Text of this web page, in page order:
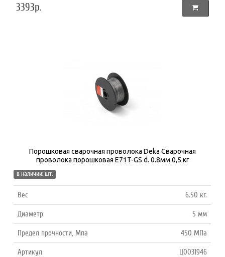
3393р.
Порошковая сварочная проволока Deka Сварочная
проволока порошковая E71T-GS d. 0.8мм 0,5 кг
в наличии: шт.
Вес 6.50 кг.
Диаметр 5 мм
Предел прочности, Мпа 450 МПа
Артикул Ц0031946